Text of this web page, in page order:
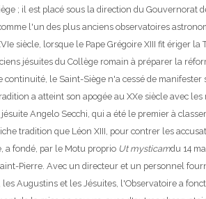
; il est placé sous la direction du Gouvernorat
l'un des plus anciens observatoires
siècle, lorsque le Pape Grégoire XIII fit ériger
jésuites du Collège romain à préparer la
continuité, le Saint-Siège n'a cessé de
a atteint son apogée au XXe siècle avec
Angelo Secchi, qui a été le premier à
tradition que Léon XIII, pour contrer les
a fondé, par le Motu proprio Ut mysticamdu 14
Pierre. Avec un directeur et un personnel
les Augustins et les Jésuites, l'Observatoire a